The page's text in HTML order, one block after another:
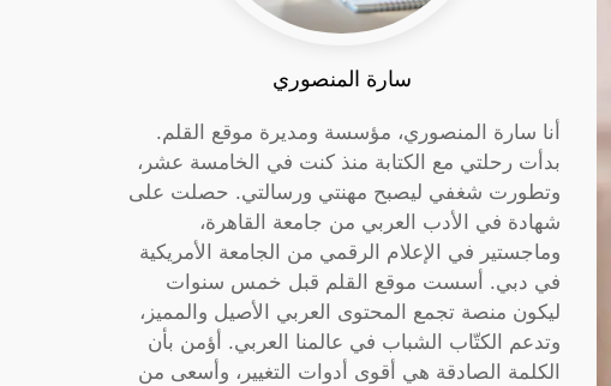
سارة المنصوري
أنا سارة المنصوري، مؤسسة ومديرة موقع القلم.
بدأت رحلتي مع الكتابة منذ كنت في الخامسة عشر،
وتطورت شغفي ليصبح مهنتي ورسالتي. حصلت على
شهادة في الأدب العربي من جامعة القاهرة،
وماجستير في الإعلام الرقمي من الجامعة الأمريكية
في دبي. أسست موقع القلم قبل خمس سنوات
ليكون منصة تجمع المحتوى العربي الأصيل والمميز،
وتدعم الكتّاب الشباب في عالمنا العربي. أؤمن بأن
الكلمة الصادقة هي أقوى أدوات التغيير، وأسعى من